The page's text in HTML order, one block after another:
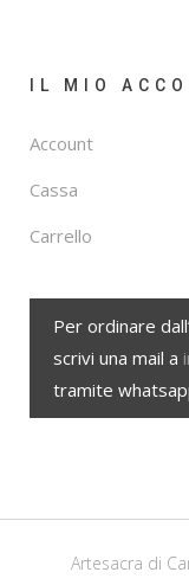
IL MIO
Account
Cassa
Carrello
Per ordinare
scrivi una mail a
tramite
Artesacra di